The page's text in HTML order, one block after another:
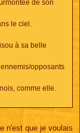
de son
le ciel.
à sa belle
opposants
comme elle.
n'est que je voulais